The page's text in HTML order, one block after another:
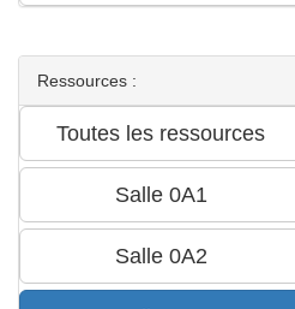
Ressources :